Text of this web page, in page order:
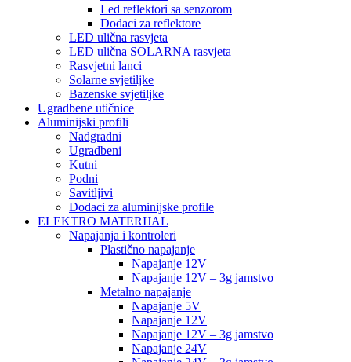
Led reflektori sa senzorom
Dodaci za reflektore
LED ulična rasvjeta
LED ulična SOLARNA rasvjeta
Rasvjetni lanci
Solarne svjetiljke
Bazenske svjetiljke
Ugradbene utičnice
Aluminijski profili
Nadgradni
Ugradbeni
Kutni
Podni
Savitljivi
Dodaci za aluminijske profile
ELEKTRO MATERIJAL
Napajanja i kontroleri
Plastično napajanje
Napajanje 12V
Napajanje 12V – 3g jamstvo
Metalno napajanje
Napajanje 5V
Napajanje 12V
Napajanje 12V – 3g jamstvo
Napajanje 24V